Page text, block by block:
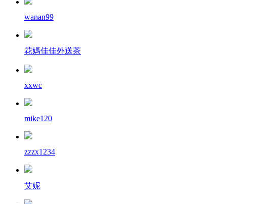
wanan99
花媽佳佳外送茶
xxwc
mike120
zzzx1234
艾妮